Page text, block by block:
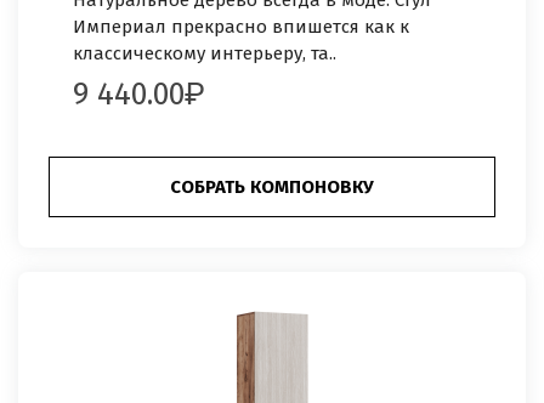
Империал прекрасно впишется как к
классическому интерьеру, та..
9 440.00
СОБРАТЬ КОМПОНОВКУ